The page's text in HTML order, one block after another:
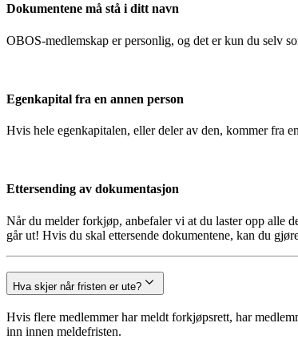
Dokumentene må stå i ditt navn
OBOS-medlemskap er personlig, og det er kun du selv
Egenkapital fra en annen person
Hvis hele egenkapitalen, eller deler av den, kommer fra
Ettersending av dokumentasjon
Når du melder forkjøp, anbefaler vi at du laster opp alle
går ut! Hvis du skal ettersende dokumentene, kan du
Hva skjer når fristen er ute?
Hvis flere medlemmer har meldt forkjøpsrett, har
inn innen meldefristen.